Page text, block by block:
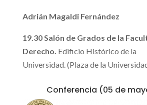
Adrián Magaldi Fernández
19.30Salón de Grados de la
Derecho. Edificio Histórico de la
Universidad. (Plaza de la
Conferencia (05 de